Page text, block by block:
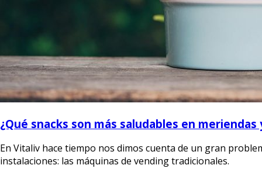
¿Qué snacks son más saludables en
En Vitaliv hace tiempo nos dimos cuenta de un gran
instalaciones: las máquinas de vending tradicionales.